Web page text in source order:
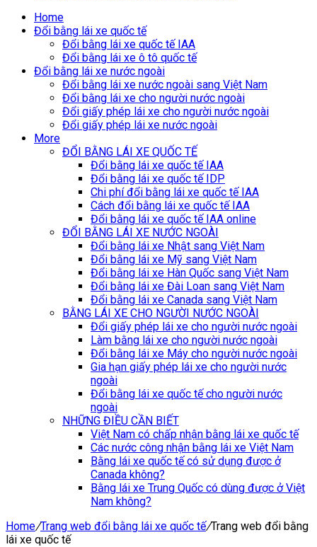
Home
Đổi bằng lái xe quốc tế
Đổi bằng lái xe quốc tế IAA
Đổi bằng lái xe ô tô quốc tế
Đổi bằng lái xe nước ngoài
Đổi bằng lái xe nước ngoài sang Việt Nam
Đổi bằng lái xe cho người nước ngoài
Đổi giấy phép lái xe cho người nước ngoài
Đổi giấy phép lái xe nước ngoài
More
ĐỔI BẰNG LÁI XE QUỐC TẾ
Đổi bằng lái xe quốc tế IAA
Đổi bằng lái xe quốc tế IDP
Chi phí đổi bằng lái xe quốc tế IAA
Cách đổi bằng lái xe quốc tế IAA
Đổi bằng lái xe quốc tế IAA online
ĐỔI BẰNG LÁI XE NƯỚC NGOÀI
Đổi bằng lái xe Nhật sang Việt Nam
Đổi bằng lái xe Mỹ sang Việt Nam
Đổi bằng lái xe Hàn Quốc sang Việt Nam
Đổi bằng lái xe Đài Loan sang Việt Nam
Đổi bằng lái xe Canada sang Việt Nam
BẰNG LÁI XE CHO NGƯỜI NƯỚC NGOÀI
Đổi giấy phép lái xe cho người nước ngoài
Làm bằng lái xe cho người nước ngoài
Đổi bằng lái xe Máy cho người nước ngoài
Gia hạn giấy phép lái xe cho người nước
ngoài
Đổi bằng lái xe quốc tế cho người nước
ngoài
NHỮNG ĐIỀU CẦN BIẾT
Việt Nam có chấp nhận bằng lái xe quốc tế
Các nước công nhận bằng lái xe Việt Nam
Bằng lái xe quốc tế có sử dụng được ở
Canada không?
Bằng lái xe Trung Quốc có dùng được ở Việt
Nam không?
Home/Trang web đổi bằng lái xe quốc tế/Trang web đổi bằng
lái xe quốc tế